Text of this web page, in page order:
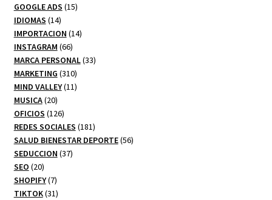
productos
GOOGLE ADS 1515
IDIOMAS 1414
productos
IMPORTACION 1414
INSTAGRAM 6666
productos
MARCA PERSONAL 3333
MARKETING 310310
productos
MIND VALLEY 1111
MUSICA 2020
productos
OFICIOS 126126
productos
REDES SOCIALES 181181
productos
SALUD BIENESTAR DEPORTE 5656
SEDUCCION 3737
SEO 2020
productos
SHOPIFY 77
productos
TIKTOK 3131